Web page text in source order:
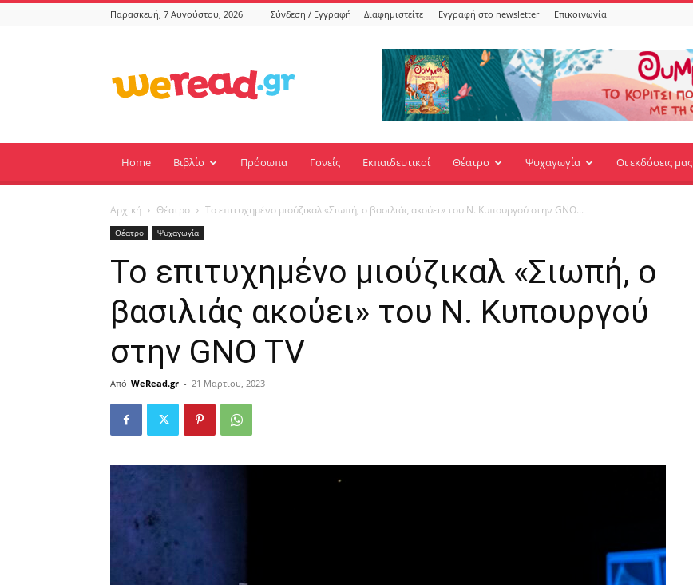
Παρασκευή, 7 Αυγούστου, 2026 Σύνδεση / Εγγραφή Διαφημιστείτε Εγγραφή στο newsletter Επικοινωνία
Home Βιβλίο Πρόσωπα Γονείς Εκπαιδευτικοί Θέατρο Ψυχαγωγία Οι εκδόσεις μας
Αρχική Θέατρο Το επιτυχημένο μιούζικαλ «Σιωπή, ο βασιλιάς ακούει» του Ν. Κυπουργού στην GNO...
Θέατρο Ψυχαγωγία
Το επιτυχημένο μιούζικαλ «Σιωπή, ο
βασιλιάς ακούει» του Ν. Κυπουργού
στην GNO TV
Από WeRead.gr - 21 Μαρτίου, 2023